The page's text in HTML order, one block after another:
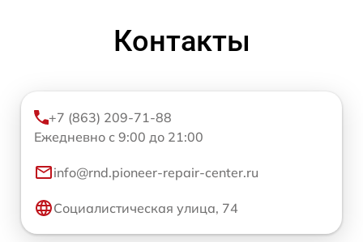
Контакты
+7 (863) 209-71-88
Ежедневно с 9:00 до 21:00
info@rnd.pioneer-repair-center.ru
Социалистическая улица, 74